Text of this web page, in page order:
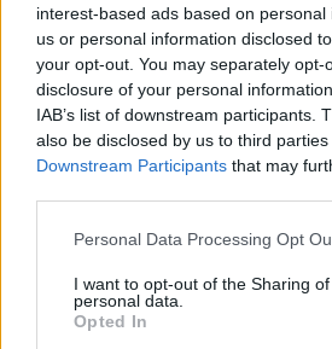
interest-based ads based on
us or personal information disclosed
your opt-out. You may separately opt-
disclosure of your personal
IAB’s list of downstream participants.
also be disclosed by us to third
Downstream Participants that may
Please note that this website/app
not limited to your visit or usage
grant or deny consent to Google and
use your data for below specified
Personal Data Processing Opt
I want to opt-out of the Sharing
personal data.
Opted In
ce
b
o
o
k
it
te
r
te
re
st
at
s
A
p
p
a
re
Articolo
Prossimo
NOTIZIE RECENTI
Incendi, a San Pasquale
l’inaugurazione